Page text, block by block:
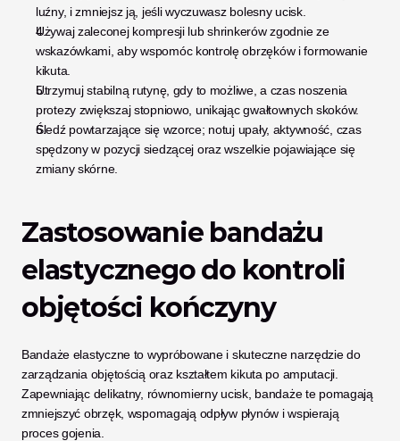
luźny, i zmniejsz ją, jeśli wyczuwasz bolesny ucisk.
Używaj zaleconej kompresji lub shrinkerów zgodnie ze
wskazówkami, aby wspomóc kontrolę obrzęków i formowanie
kikuta.
Utrzymuj stabilną rutynę, gdy to możliwe, a czas noszenia
protezy zwiększaj stopniowo, unikając gwałtownych skoków.
Śledź powtarzające się wzorce; notuj upały, aktywność, czas
spędzony w pozycji siedzącej oraz wszelkie pojawiające się
zmiany skórne.
Zastosowanie bandażu
elastycznego do kontroli
objętości kończyny
Bandaże elastyczne to wypróbowane i skuteczne narzędzie do
zarządzania objętością oraz kształtem kikuta po amputacji.
Zapewniając delikatny, równomierny ucisk, bandaże te pomagają
zmniejszyć obrzęk, wspomagają odpływ płynów i wspierają
proces gojenia.